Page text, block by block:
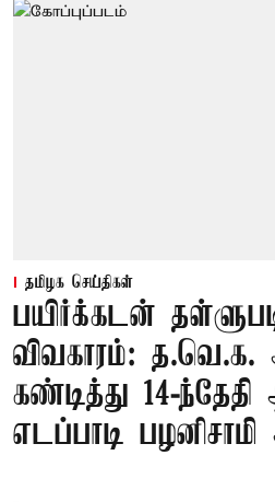
தமிழக செய்திகள்
பயிர்க்கடன்
விவகாரம்: த.வெ.க.
கண்டித்து 14-
எடப்பாடி பழனிசாமி